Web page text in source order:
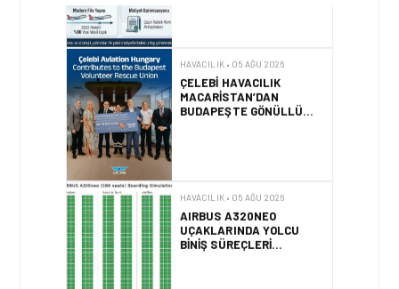
KURTARMA BIRLIĞI’NE
ANLAMLI DESTEK!
SIMÜLASYONLA TEST
EDILDI!